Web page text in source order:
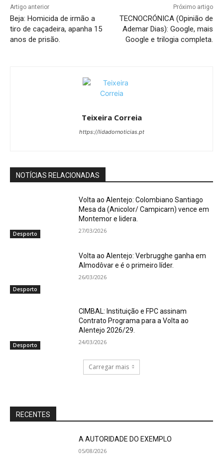
Artigo anterior
Beja: Homicida de irmão a
tiro de caçadeira, apanha 15
anos de prisão.
Próximo artigo
TECNOCRÓNICA (Opinião de
Ademar Dias): Google, mais
Google e trilogia completa.
Teixeira Correia
https://lidadornoticias.pt
NOTÍCIAS RELACIONADAS
Desporto
Volta ao Alentejo: Colombiano Santiago
Mesa da (Anicolor/ Campicarn) vence em
Montemor e lidera.
27/03/2026
Desporto
Volta ao Alentejo: Verbrugghe ganha em
Almodôvar e é o primeiro líder.
26/03/2026
Desporto
CIMBAL: Instituição e FPC assinam
Contrato Programa para a Volta ao
Alentejo 2026/29.
24/03/2026
Carregar mais
RECENTES
A AUTORIDADE DO EXEMPLO
05/08/2026